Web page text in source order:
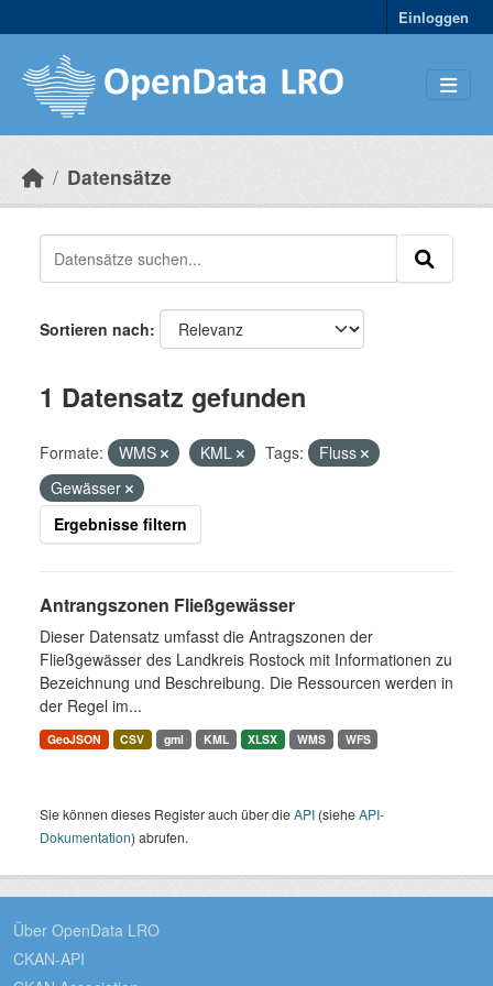
Einloggen
Datensätze
Sortieren nach
1 Datensatz gefunden
Formate: WMS KML Tags:
Fluss
Gewässer
Ergebnisse filtern
Antrangszonen Fließgewässer
Dieser Datensatz umfasst die Antragszonen der
Fließgewässer des Landkreis Rostock mit Informationen zu
Bezeichnung und Beschreibung. Die Ressourcen werden in
der Regel im...
GeoJSON CSV gml KML XLSX WMS WFS
Sie können dieses Register auch über dieAPI (sieheAPI-
Dokumentation) abrufen.
Über OpenData LRO
CKAN-API